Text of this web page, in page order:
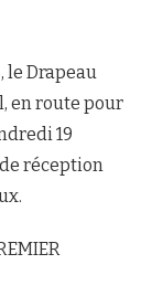
le Drapeau
en route pour
19
réception